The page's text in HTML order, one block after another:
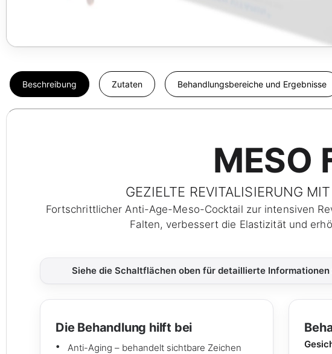
Beschreibung Zutaten Behandlungsbereiche und Ergebnisse
MESO
GEZIELTE REVITALISIERUNG
Fortschrittlicher Anti-Age-Meso-Cocktail zur intensiven
Falten, verbessert die Elastizität und
Siehe die Schaltflächen oben für detaillierte Informationen
Die Behandlung hilft bei
Anti-Aging – behandelt sichtbare Zeichen